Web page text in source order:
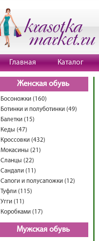
Главная Каталог
Женская обувь
Босоножки (160)
Ботинки и полуботинки (49)
Балетки (15)
Кеды (47)
Кроссовки (432)
Мокасины (21)
Сланцы (22)
Сандали (11)
Сапоги и полусапожки (12)
Туфли (115)
Угги (11)
Коробками (17)
Мужская обувь